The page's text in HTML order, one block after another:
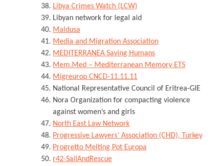
Libya Crimes Watch (LCW)
Libyan network for legal aid
Maldusa
Media and Migration Association
MEDITERRANEA Saving Humans
Mem.Med – Mediterranean Memory ETS
Migreurop CNCD-11.11.11
National Representative Council of Eritrea-GIE
Nora Organization for compacting violence
against women’s and girls
North East Law Network
Progressive Lawyers’ Association (ÇHD), Turkey
Progretto Melting Pot Europa
r42-SailAndRescue